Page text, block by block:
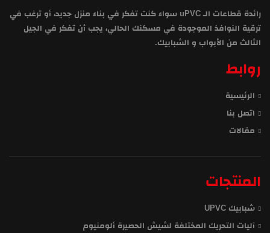
رائدة قطاعات الـ uPVC سواء كنت تفكر في بناء منزل جديد، أو ترغب في
ترقية النوافذ الموجودة في مسكنك الحالي، يجب أن تفكر في الجيل
الثالث من الأبواب و الشبابيك.
روابط
الرئيسية
اتصل بنا
مقالات
المنتجات
شبابيك UPVC
آليات التحريك المختلفة لشيش الحصيرة ألومنيوم